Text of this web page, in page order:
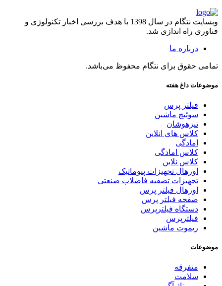
وبسایت نتگام در سال 1398 با هدف بررسی اخبار تکنولوژی و
فناوری راه اندازی شد.
درباره ما
تمامی حقوق برای نتگام محفوظ می‌باشد.
موضوعات داغ هفته
فیلتر پرس
سوئیچ ماشین
تیزهوشان
کلاس های انلاین
امادگی
کلاس امادگی
کلاس نلاین
اورهال تجهیزات پنوماتیک
تجهیزات تصفیه فاضلاب صنعتی
اورهال فیلتر پرس
صفحه فیلتر پرس
دستگاه فیلترپرس
فیلترپرس
ریموت ماشین
موضوعات
متفرقه
سلامت